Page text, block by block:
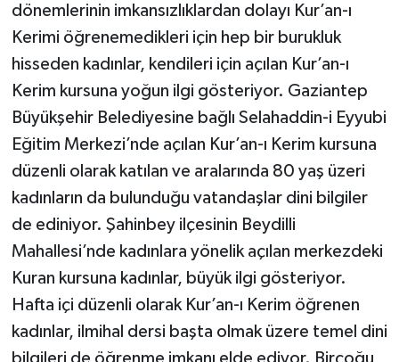
dönemlerinin imkansızlıklardan dolayı Kur’an-ı
Kerimi öğrenemedikleri için hep bir burukluk
hisseden kadınlar, kendileri için açılan Kur’an-ı
Kerim kursuna yoğun ilgi gösteriyor. Gaziantep
Büyükşehir Belediyesine bağlı Selahaddin-i Eyyubi
Eğitim Merkezi’nde açılan Kur’an-ı Kerim kursuna
düzenli olarak katılan ve aralarında 80 yaş üzeri
kadınların da bulunduğu vatandaşlar dini bilgiler
de ediniyor. Şahinbey ilçesinin Beydilli
Mahallesi’nde kadınlara yönelik açılan merkezdeki
Kuran kursuna kadınlar, büyük ilgi gösteriyor.
Hafta içi düzenli olarak Kur’an-ı Kerim öğrenen
kadınlar, ilmihal dersi başta olmak üzere temel dini
bilgileri de öğrenme imkanı elde ediyor. Birçoğu